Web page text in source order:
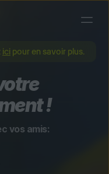
ici pour en savoir plus.
!
vos amis: